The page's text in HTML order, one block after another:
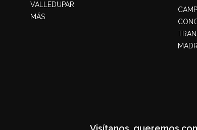
VALLEDUPAR
MÁS